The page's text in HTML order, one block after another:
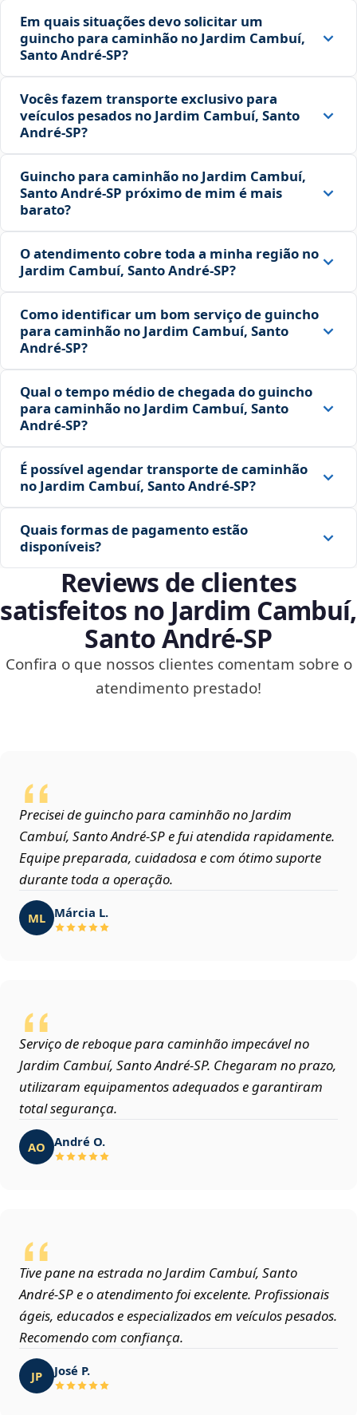
Em quais situações devo solicitar um
guincho para caminhão no Jardim Cambuí,
Santo André‑SP?
Vocês fazem transporte exclusivo para
veículos pesados no Jardim Cambuí, Santo
André‑SP?
Guincho para caminhão no Jardim Cambuí,
Santo André‑SP próximo de mim é mais
barato?
O atendimento cobre toda a minha região no
Jardim Cambuí, Santo André‑SP?
Como identificar um bom serviço de guincho
para caminhão no Jardim Cambuí, Santo
André‑SP?
Qual o tempo médio de chegada do guincho
para caminhão no Jardim Cambuí, Santo
André‑SP?
É possível agendar transporte de caminhão
no Jardim Cambuí, Santo André‑SP?
Quais formas de pagamento estão
disponíveis?
Reviews de clientes
satisfeitos no Jardim Cambuí,
Santo André‑SP
Confira o que nossos clientes comentam sobre o
atendimento prestado!
Precisei de guincho para caminhão no Jardim
Cambuí, Santo André‑SP e fui atendida rapidamente.
Equipe preparada, cuidadosa e com ótimo suporte
durante toda a operação.
ML Márcia L.
Serviço de reboque para caminhão impecável no
Jardim Cambuí, Santo André‑SP. Chegaram no prazo,
utilizaram equipamentos adequados e garantiram
total segurança.
AO André O.
Tive pane na estrada no Jardim Cambuí, Santo
André‑SP e o atendimento foi excelente. Profissionais
ágeis, educados e especializados em veículos pesados.
Recomendo com confiança.
JP José P.